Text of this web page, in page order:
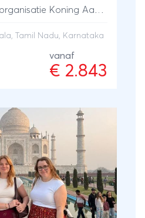
Koning Aap
markt, gericht op
India willen
ervaren en goed
steden in het
koffieplantages,
de idyllische
uit op de tropische
rondreis zijn de
heilige koeien in
, Tamil Nadu, Karnataka
vanaf
€ 2.843